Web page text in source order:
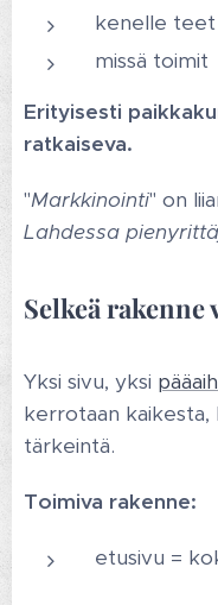
kenelle teet
missä toimit
Erityisesti
ratkaiseva.
"Markkinointi" on
Lahdessa
Selkeä rakenne
Yksi sivu, yksi
kerrotaan
tärkeintä.
Toimiva rakenne:
etusivu =